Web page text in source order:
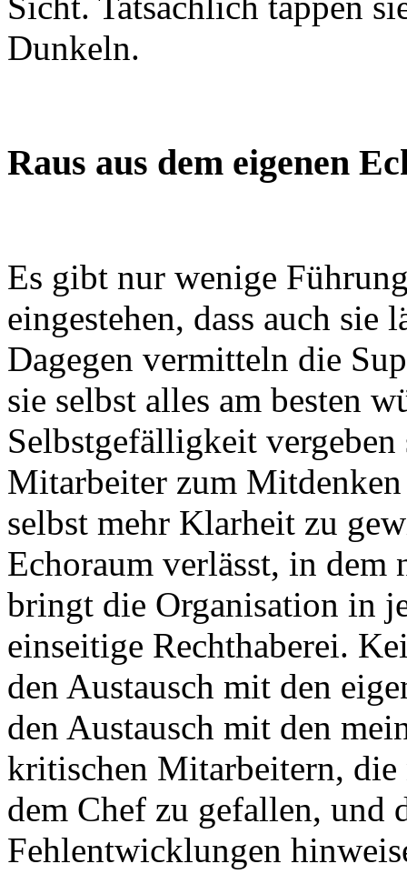
Dunkeln.
Raus aus dem eigenen
Es gibt nur wenige
eingestehen, dass auch sie
Dagegen vermitteln die
sie selbst alles am besten
Selbstgefälligkeit vergeben
Mitarbeiter zum
selbst mehr Klarheit zu
Echoraum verlässt, in dem
bringt die Organisation in
einseitige Rechthaberei.
den Austausch mit den
den Austausch mit den
kritischen Mitarbeitern, die
dem Chef zu gefallen, und
Fehlentwicklungen